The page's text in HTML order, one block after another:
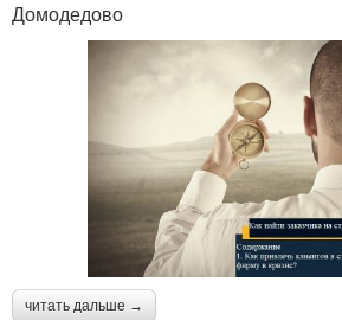
Домодедово
читать дальше →